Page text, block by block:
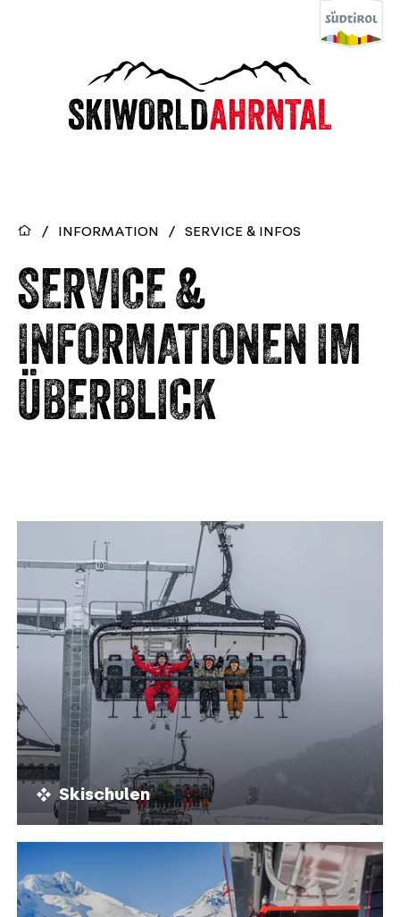
/ INFORMATION / SERVICE & INFOS
SERVICE &
INFORMATIONEN IM
ÜBERBLICK
Skischulen